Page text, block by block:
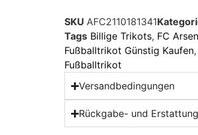
SKU AFC2110181341
Tags Billige Trikots, FC
Fußballtrikot Günstig Kaufen,
Fußballtrikot
Versandbedingungen
Rückgabe- und